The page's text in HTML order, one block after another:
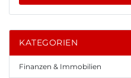
KATEGORIEN
Finanzen & Immobilien